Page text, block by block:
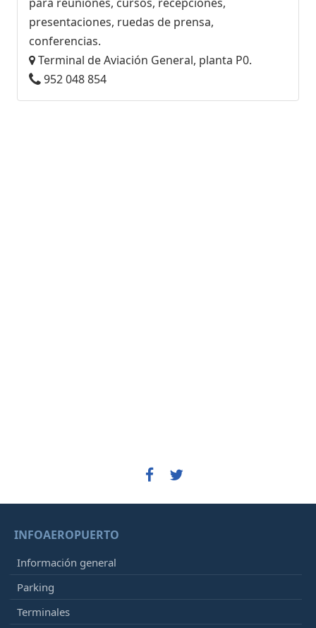
presentaciones, ruedas de prensa,
conferencias.
Terminal de Aviación General, planta P0.
952 048 854
INFOAEROPUERTO
Información general
Parking
Terminales